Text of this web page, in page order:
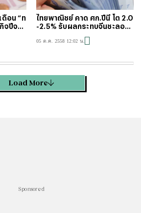
ดือน “ท
จปีจอโ
ไทยพาณิชย์ คาด ศก.ปีนี้ โต 2.0
-2.5% รับผลกระทบจีนชะลอล
05 ต.ค. 2558 12:02 น.
Load More
Sponsored